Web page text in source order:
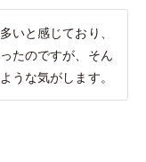
いと感じており、
たのですが、そん
うな気がします。